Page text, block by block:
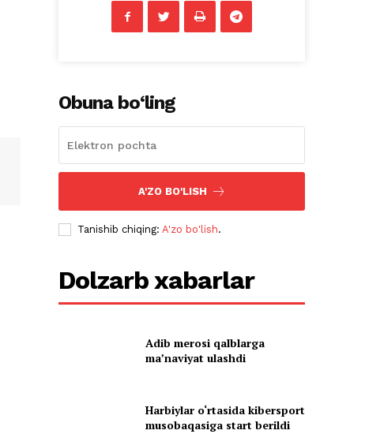
Obuna bo‘ling
A'ZO BO'LISH
Tanishib chiqing:A'zo bo'lish.
Dolzarb xabarlar
Adib merosi qalblarga
maʼnaviyat ulashdi
Harbiylar o‘rtasida kibersport
musobaqasiga start berildi